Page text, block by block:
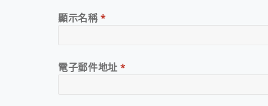
顯示名稱*
電子郵件地址*